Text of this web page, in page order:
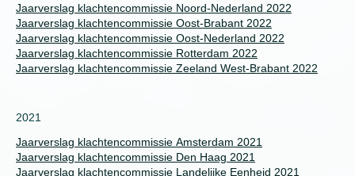
Jaarverslag klachtencommissie Noord-Nederland 2022
Jaarverslag klachtencommissie Oost-Brabant 2022
Jaarverslag klachtencommissie Oost-Nederland 2022
Jaarverslag klachtencommissie Rotterdam 2022
Jaarverslag klachtencommissie Zeeland West-Brabant 2022
2021
Jaarverslag klachtencommissie Amsterdam 2021
Jaarverslag klachtencommissie Den Haag 2021
Jaarverslag klachtencommissie Landelijke Eenheid 2021